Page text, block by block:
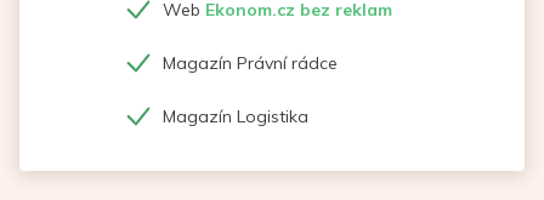
Web Ekonom.cz bez reklam
Magazín Právní rádce
Magazín Logistika